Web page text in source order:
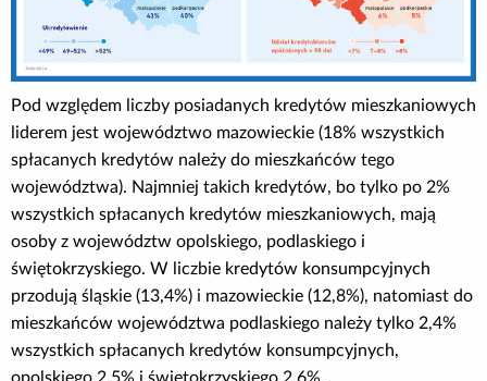
Pod względem liczby posiadanych kredytów mieszkaniowych
liderem jest województwo mazowieckie (18% wszystkich
spłacanych kredytów należy do mieszkańców tego
województwa). Najmniej takich kredytów, bo tylko po 2%
wszystkich spłacanych kredytów mieszkaniowych, mają
osoby z województw opolskiego, podlaskiego i
świętokrzyskiego. W liczbie kredytów konsumpcyjnych
przodują śląskie (13,4%) i mazowieckie (12,8%), natomiast do
mieszkańców województwa podlaskiego należy tylko 2,4%
wszystkich spłacanych kredytów konsumpcyjnych,